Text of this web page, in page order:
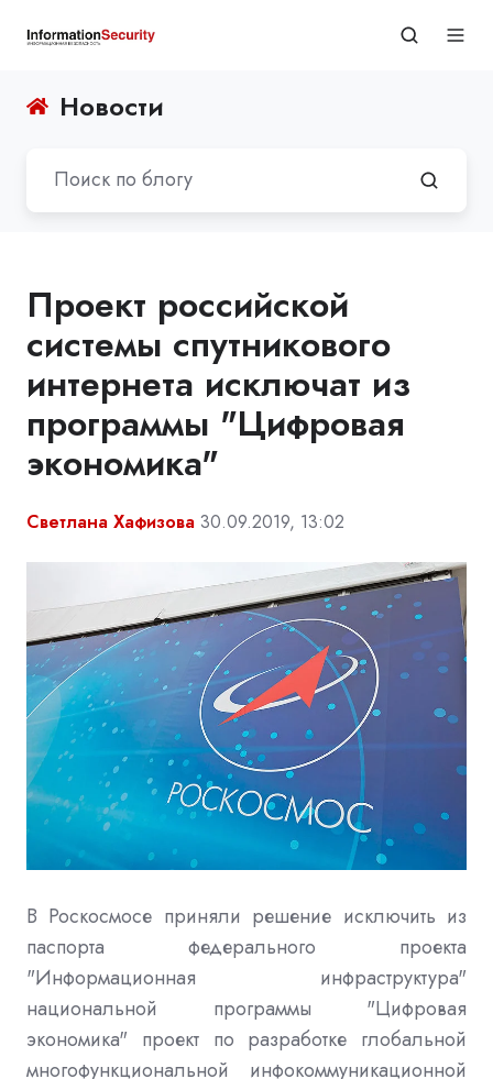
Новости
Проект российской
системы спутникового
интернета исключат из
программы "Цифровая
экономика"
Светлана Хафизова 30.09.2019, 13:02
В Роскосмосе приняли решение исключить из
паспорта федерального проекта
"Информационная инфраструктура"
национальной программы "Цифровая
экономика" проект по разработке глобальной
многофункциональной инфокоммуникационной